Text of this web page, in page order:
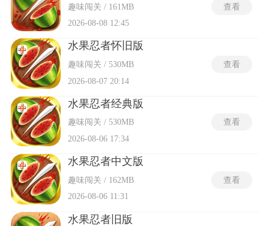
趣味闯关 / 161MB
2026-08-08 12:45
查看
水果忍者怀旧版
趣味闯关 / 530MB
2026-08-07 20:14
查看
水果忍者经典版
趣味闯关 / 530MB
2026-08-06 17:34
查看
水果忍者中文版
趣味闯关 / 162MB
2026-08-06 11:31
查看
水果忍者旧版